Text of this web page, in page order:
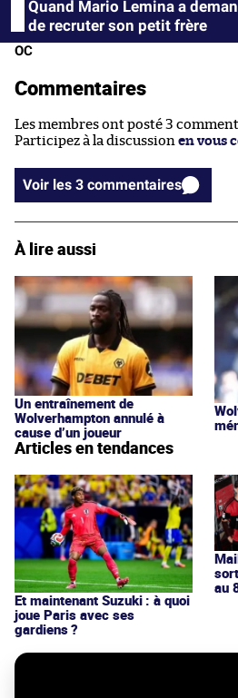
Quand Mario Lemina a
de recruter son petit frère
OC
Commentaires
Les membres ont posté 3
Participez à la discussion en vous
Voir les 3 commentaires
À lire aussi
Un entraînement de
Wolverhampton annulé à
cause d’un joueur
Articles en tendances
Et maintenant Suzuki : à quoi
joue Paris avec ses
gardiens ?
au